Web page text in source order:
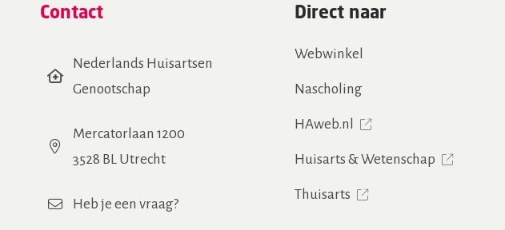
Contact
Nederlands Huisartsen
Genootschap
Mercatorlaan 1200
3528 BL Utrecht
Heb je een vraag?
Direct naar
Webwinkel
Nascholing
HAweb.nl
Huisarts & Wetenschap
Thuisarts